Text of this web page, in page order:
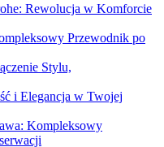
Rewolucja w Komforcie
Przewodnik po
Stylu,
i Elegancja w Twojej
Kompleksowy